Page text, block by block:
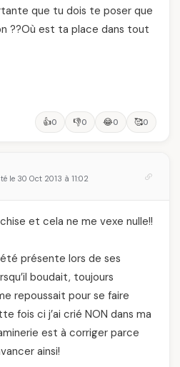
que tu dois te poser que
??Où est ta place dans tout
👍0 👎0 😂0 🥰0
le 30 Oct 2013 à 11:02
et cela ne me vexe nulle!!
présente lors de ses
boudait, toujours
repoussait pour se faire
fois ci j’ai crié NON dans ma
est à corriger parce
ainsi!